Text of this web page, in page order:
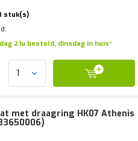
stuk(s)
21u besteld, dinsdag in huis*
met draagring HK07 Athenis